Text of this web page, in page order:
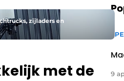
zijladers en
met de
9